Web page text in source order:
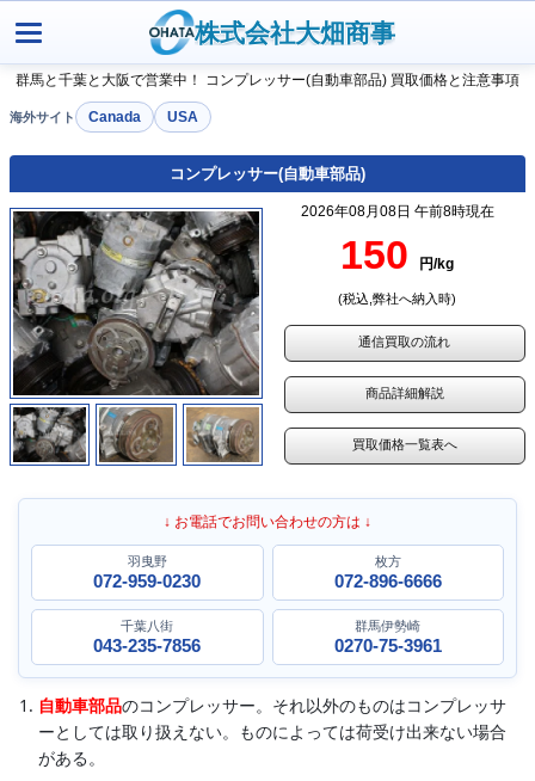
株式会社大畑商事
群馬と千葉と大阪で営業中！ コンプレッサー(自動車部品) 買取価格と注意事項
Canada USA
コンプレッサー(自動車部品)
2026年08月08日 午前8時現在
150 円/kg
(税込,弊社へ納入時)
通信買取の流れ
商品詳細解説
買取価格一覧表へ
↓ お電話でお問い合わせの方は ↓
羽曳野
072-959-0230
枚方
072-896-6666
千葉八街
043-235-7856
群馬伊勢崎
0270-75-3961
自動車部品のコンプレッサー。それ以外のものはコンプレッサ
ーとしては取り扱えない。ものによっては荷受け出来ない場合
がある。